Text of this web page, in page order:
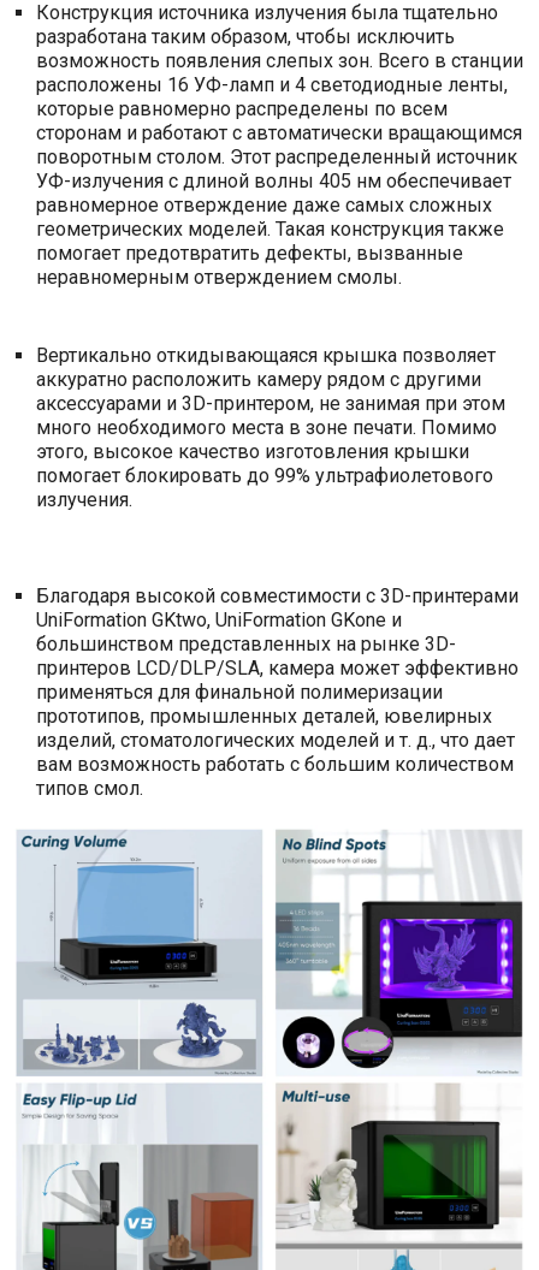
Конструкция источника излучения была тщательно
разработана таким образом, чтобы исключить
возможность появления слепых зон. Всего в станции
расположены 16 УФ-ламп и 4 светодиодные ленты,
которые равномерно распределены по всем
сторонам и работают с автоматически вращающимся
поворотным столом. Этот распределенный источник
УФ-излучения с длиной волны 405 нм обеспечивает
равномерное отверждение даже самых сложных
геометрических моделей. Такая конструкция также
помогает предотвратить дефекты, вызванные
неравномерным отверждением смолы.
Вертикально откидывающаяся крышка позволяет
аккуратно расположить камеру рядом с другими
аксессуарами и 3D-принтером, не занимая при этом
много необходимого места в зоне печати. Помимо
этого, высокое качество изготовления крышки
помогает блокировать до 99% ультрафиолетового
излучения.
Благодаря высокой совместимости с 3D-принтерами
UniFormation GKtwo, UniFormation GKone и
большинством представленных на рынке 3D-
принтеров LCD/DLP/SLA, камера может эффективно
применяться для финальной полимеризации
прототипов, промышленных деталей, ювелирных
изделий, стоматологических моделей и т. д., что дает
вам возможность работать с большим количеством
типов смол.